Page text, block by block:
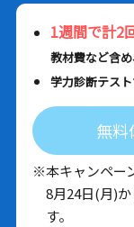
1週間で計2
教材費など含め
学力診断テス
無料
※本キャンペー
8月24日(月)
す。